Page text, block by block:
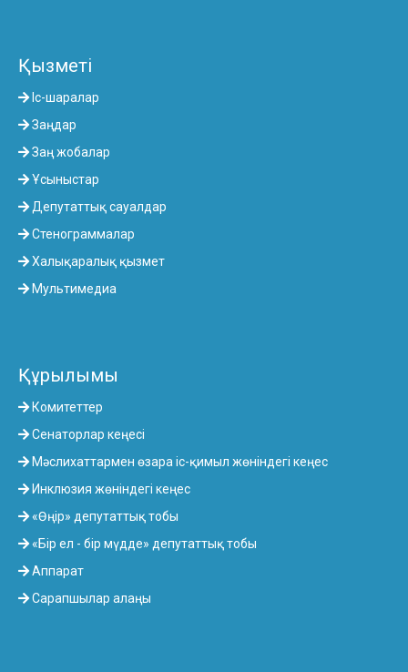
Қызметі
Іс-шаралар
Заңдар
Заң жобалар
Ұсыныстар
Депутаттық сауалдар
Стенограммалар
Халықаралық қызмет
Мультимедиа
Құрылымы
Комитеттер
Сенаторлар кеңесі
Мәслихаттармен өзара іс-қимыл жөніндегі кеңес
Инклюзия жөніндегі кеңес
«Өңір» депутаттық тобы
«Бір ел - бір мүдде» депутаттық тобы
Аппарат
Сарапшылар алаңы